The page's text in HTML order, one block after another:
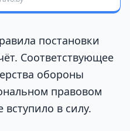
постановки
Соответствующее
обороны
правовом
в силу.